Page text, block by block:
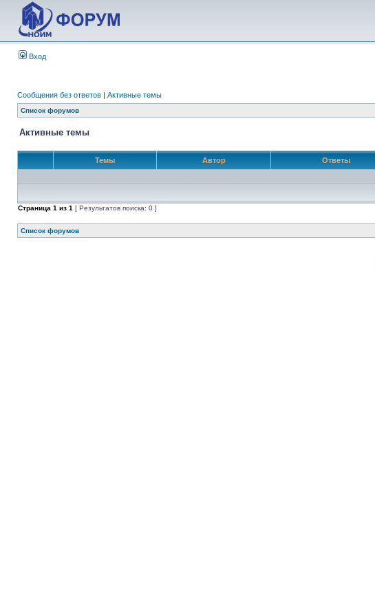
Вход
Сообщения без ответов | Активные темы
Список форумов
Активные темы
Темы Автор Ответы
Страница 1 из 1 [ Результатов поиска: 0 ]
Список форумов